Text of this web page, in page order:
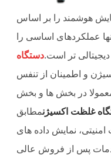
هوشمند را بر اساس
عملکردهای اساسی را
تر است.دستگاه
و اطمینان از تنفس
در بخش ها و بخش
غلظت اکسیژنمطابق
امنیتی، نمایش داده های
پس از فروش عالی